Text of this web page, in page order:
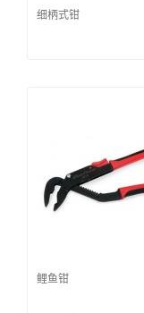
细柄式钳
鲤鱼钳